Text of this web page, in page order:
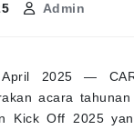
Admin
2025 —
acara
Kick Off 2025